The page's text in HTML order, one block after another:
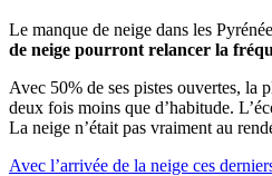
Le manque de neige dans les
de neige pourront relancer la
Avec 50% de ses pistes ouvertes, la
deux fois moins que d’habitude.
La neige n’était pas vraiment au
Avec l’arrivée de la neige ces